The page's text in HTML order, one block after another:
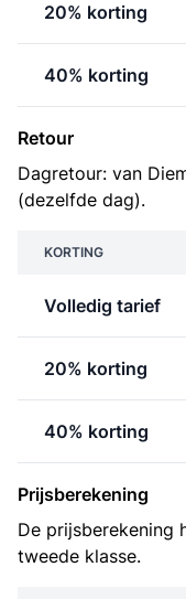
20% korting
40% korting
Retour
Dagretour: van
(dezelfde dag).
KORTING
Volledig tarief
20% korting
40% korting
Prijsberekening
De prijsberekening
tweede klasse.